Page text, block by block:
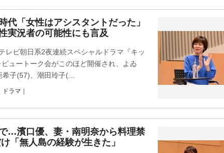
u
e
代「女性はアシスタントだった」
実況者の可能性にも言及
レビ朝日系2夜連続スペシャルドラマ『キッ
ュートーク会がこのほど開催され、よゐ
子(57)、潮田玲子(...
｜ドラマ｜
…濱口優、妻・南明奈から料理禁
「無人島の経験が生きた」